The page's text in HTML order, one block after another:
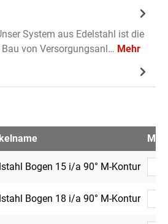
System aus Edelstahl ist die
von Versorgungsanl… Mehr
Bogen 15 i/a 90° M-Kontur
Bogen 18 i/a 90° M-Kontur